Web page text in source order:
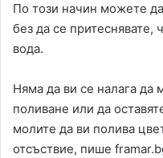
По този начин можете
без да се притеснявате,
вода.
Няма да ви се налага да
поливане или да
молите да ви полива
отсъствие, пише